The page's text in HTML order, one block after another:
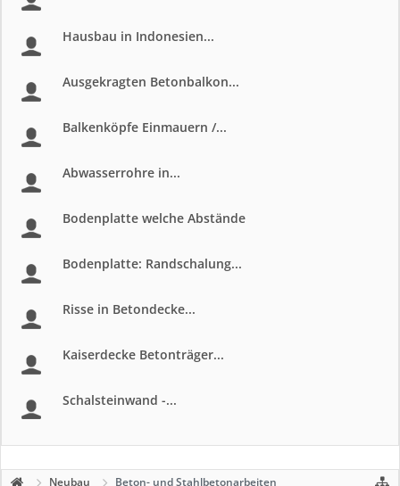
Hausbau in Indonesien...
Ausgekragten Betonbalkon...
Balkenköpfe Einmauern /...
Abwasserrohre in...
Bodenplatte welche Abstände
Bodenplatte: Randschalung...
Risse in Betondecke...
Kaiserdecke Betonträger...
Schalsteinwand -...
Neubau Beton- und Stahlbetonarbeiten